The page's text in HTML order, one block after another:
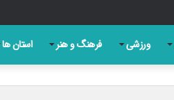
ورزشی فرهنگ و هنر استان ها